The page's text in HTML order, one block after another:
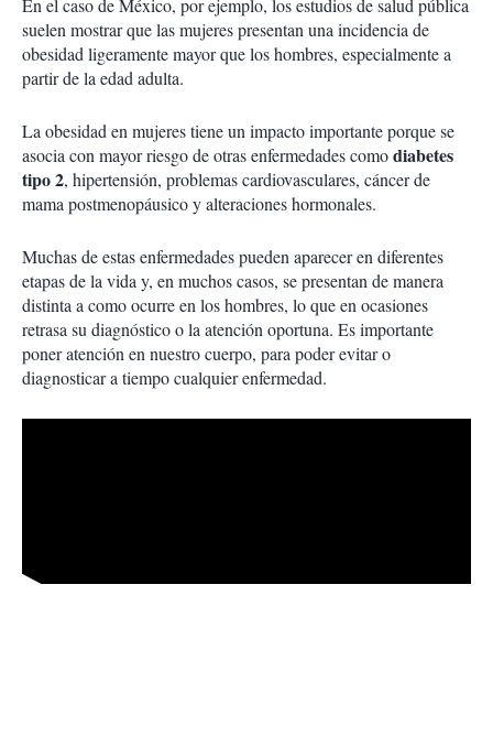
En el caso de México, por ejemplo, los estudios de salud pública
suelen mostrar que las mujeres presentan una incidencia de
obesidad ligeramente mayor que los hombres, especialmente a
partir de la edad adulta.
La obesidad en mujeres tiene un impacto importante porque se
asocia con mayor riesgo de otras enfermedades comodiabetes
tipo 2, hipertensión, problemas cardiovasculares, cáncer de
mama postmenopáusico y alteraciones hormonales.
Muchas de estas enfermedades pueden aparecer en diferentes
etapas de la vida y, en muchos casos, se presentan de manera
distinta a como ocurre en los hombres, lo que en ocasiones
retrasa su diagnóstico o la atención oportuna. Es importante
poner atención en nuestro cuerpo, para poder evitar o
diagnosticar a tiempo cualquier enfermedad.